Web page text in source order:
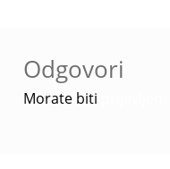
Odgovori
Morate biti